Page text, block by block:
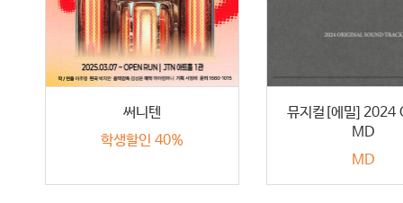
써니텐
학생할인 40%
뮤지컬[에밀] 2024
MD
MD